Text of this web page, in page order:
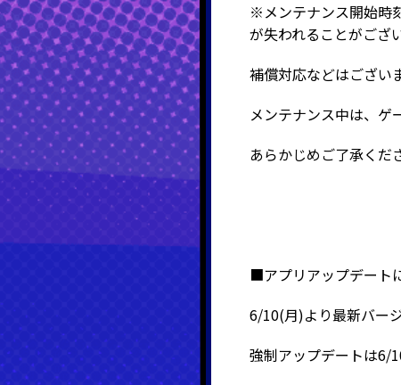
※メンテナンス開始時
が失われることがござ
補償対応などはござい
メンテナンス中は、ゲ
あらかじめご了承くだ
■アプリアップデート
6/10(月)より最新バー
強制アップデートは6/